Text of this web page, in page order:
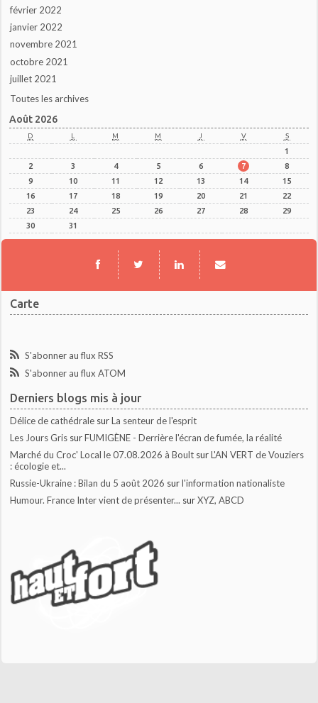
février 2022
janvier 2022
novembre 2021
octobre 2021
juillet 2021
Toutes les archives
Août 2026
D L M M J V S
1
2
3 4 5 6 7
8
9
10 11 12 13 14
15
16
17 18 19 20 21
22
23
24 25 26 27 28
29
30
31
Carte
S'abonner au flux RSS
S'abonner au flux ATOM
Derniers blogs mis à jour
Délice de cathédrale surLa senteur de l'esprit
Les Jours Gris surFUMIGÈNE - Derrière l'écran de fumée, la réalité
Marché du Croc' Local le 07.08.2026 à Boult surL'AN VERT de Vouziers
: écologie et...
Russie-Ukraine : Bilan du 5 août 2026 surl'information nationaliste
Humour. France Inter vient de présenter... surXYZ, ABCD